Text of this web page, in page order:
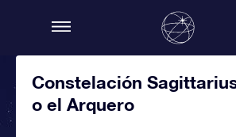
Constelación
o el Arquero